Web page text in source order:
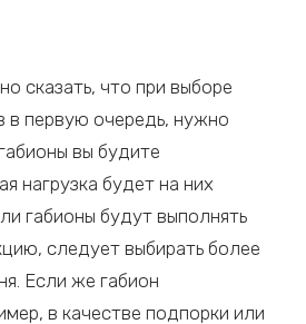
сказать, что при выборе
в первую очередь, нужно
вы будите
нагрузка будет на них
габионы будут выполнять
следует выбирать более
Если же габион
в качестве подпорки или